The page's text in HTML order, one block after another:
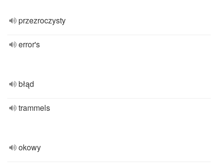
przezroczysty
error's
błąd
trammels
okowy